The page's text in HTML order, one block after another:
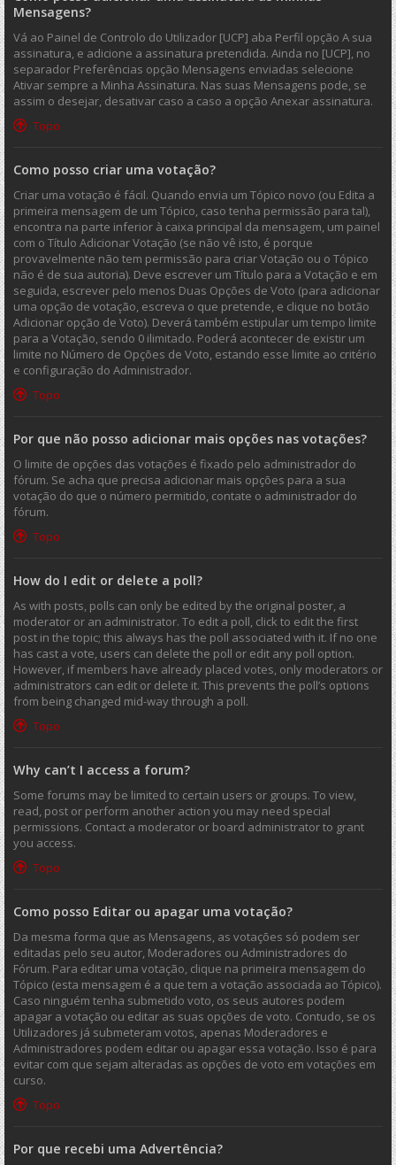
Mensagens?
Vá ao Painel de Controlo do Utilizador [UCP] aba Perfil opção A sua
assinatura, e adicione a assinatura pretendida. Ainda no [UCP], no
separador Preferências opção Mensagens enviadas selecione
Ativar sempre a Minha Assinatura. Nas suas Mensagens pode, se
assim o desejar, desativar caso a caso a opção Anexar assinatura.
Topo
Como posso criar uma votação?
Criar uma votação é fácil. Quando envia um Tópico novo (ou Edita a
primeira mensagem de um Tópico, caso tenha permissão para tal),
encontra na parte inferior à caixa principal da mensagem, um painel
com o Título Adicionar Votação (se não vê isto, é porque
provavelmente não tem permissão para criar Votação ou o Tópico
não é de sua autoria). Deve escrever um Título para a Votação e em
seguida, escrever pelo menos Duas Opções de Voto (para adicionar
uma opção de votação, escreva o que pretende, e clique no botão
Adicionar opção de Voto). Deverá também estipular um tempo limite
para a Votação, sendo 0 ilimitado. Poderá acontecer de existir um
limite no Número de Opções de Voto, estando esse limite ao critério
e configuração do Administrador.
Topo
Por que não posso adicionar mais opções nas votações?
O limite de opções das votações é fixado pelo administrador do
fórum. Se acha que precisa adicionar mais opções para a sua
votação do que o número permitido, contate o administrador do
fórum.
Topo
How do I edit or delete a poll?
As with posts, polls can only be edited by the original poster, a
moderator or an administrator. To edit a poll, click to edit the first
post in the topic; this always has the poll associated with it. If no one
has cast a vote, users can delete the poll or edit any poll option.
However, if members have already placed votes, only moderators or
administrators can edit or delete it. This prevents the poll’s options
from being changed mid-way through a poll.
Topo
Why can’t I access a forum?
Some forums may be limited to certain users or groups. To view,
read, post or perform another action you may need special
permissions. Contact a moderator or board administrator to grant
you access.
Topo
Como posso Editar ou apagar uma votação?
Da mesma forma que as Mensagens, as votações só podem ser
editadas pelo seu autor, Moderadores ou Administradores do
Fórum. Para editar uma votação, clique na primeira mensagem do
Tópico (esta mensagem é a que tem a votação associada ao Tópico).
Caso ninguém tenha submetido voto, os seus autores podem
apagar a votação ou editar as suas opções de voto. Contudo, se os
Utilizadores já submeteram votos, apenas Moderadores e
Administradores podem editar ou apagar essa votação. Isso é para
evitar com que sejam alteradas as opções de voto em votações em
curso.
Topo
Por que recebi uma Advertência?